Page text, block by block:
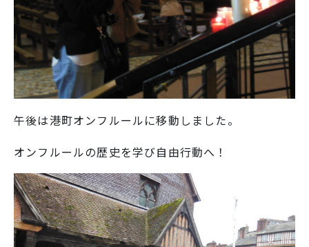
午後は港町オンフルールに移動しました。
オンフルールの歴史を学び自由行動へ！